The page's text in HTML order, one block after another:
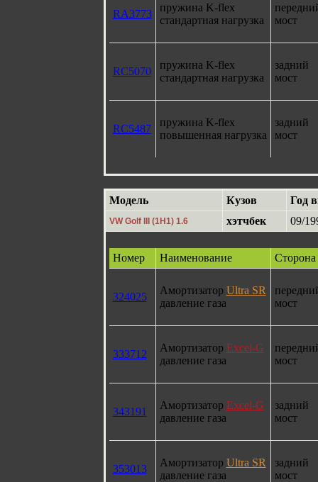
RA3773
пружина K-flex
стандартная нагрузка
мост
RC5070
пружина K-flex
стандартная нагрузка
задний
мост
RC5487
пружина K-flex
повышенная нагрузка
задний
мост
Модель Кузов Год
VW Golf III (1H1) 1.6 хэтчбек 09/
Номер Наименование Сторона
324025
Амортизатор Ultra SR
давление газа
мост
333712
Амортизатор Excel-G
давление газа
мост
343191
Амортизатор Excel-G
давление газа
задний
мост
353013
Амортизатор Ultra SR
давление газа
задний
мост